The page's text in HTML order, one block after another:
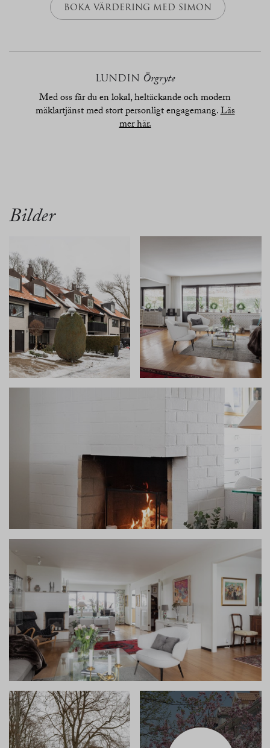
BOKA VÄRDERING MED SIMON
LUNDIN Örgryte
Med oss får du en lokal, heltäckande och modern
mäklartjänst med stort personligt engagemang.Läs
mer här.
Bilder